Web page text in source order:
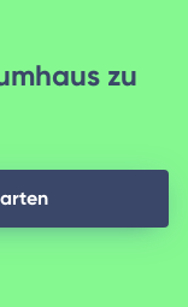
zu